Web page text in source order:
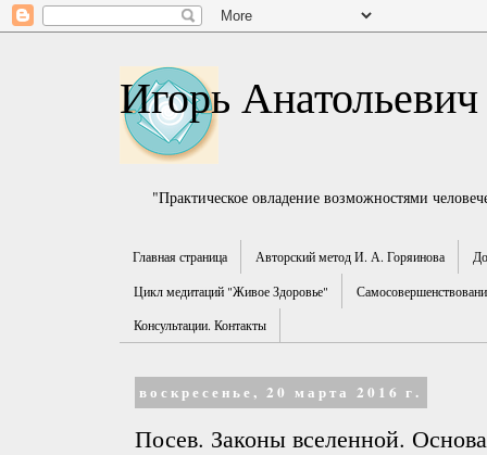
Игорь
"Практическое овладение возможностями
Главная страница Авторский метод И. А. Горяинова
Цикл медитаций "Живое Здоровье"
Консультации. Контакты
воскресенье, 20 марта 2016 г.
Посев. Законы вселенной.